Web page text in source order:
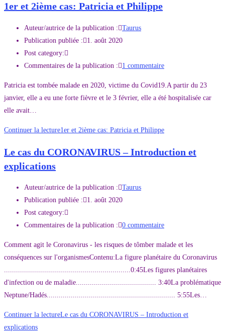
1er et 2ième cas: Patricia et Philippe
Auteur/autrice de la publication : Taurus
Publication publiée :
1. août 2020
Post category:
Commentaires de la publication :
1 commentaire
Patricia est tombée malade en 2020, victime du Covid19.A partir du 23
janvier, elle a eu une forte fièvre et le 3 février, elle a été hospitalisée car
elle avait…
Continuer la lecture1er et 2ième cas: Patricia et Philippe
Le cas du CORONAVIRUS – Introduction et
explications
Auteur/autrice de la publication : Taurus
Publication publiée :
1. août 2020
Post category:
Commentaires de la publication : 0 commentaire
Comment agit le Coronavirus - les risques de tômber malade et les
conséquences sur l'organismesContenu:La figure planétaire du Coronavirus
...............................................................0:45Les figures planétaires
d'infection ou de maladie........................................ 3:40La problématique
Neptune/Hadés................................................................ 5:55Les…
Continuer la lectureLe cas du CORONAVIRUS – Introduction et
explications